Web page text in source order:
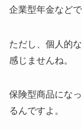
企業型年金など
ただし、個人的
感じませんね。
保険型商品にな
るんですよ。